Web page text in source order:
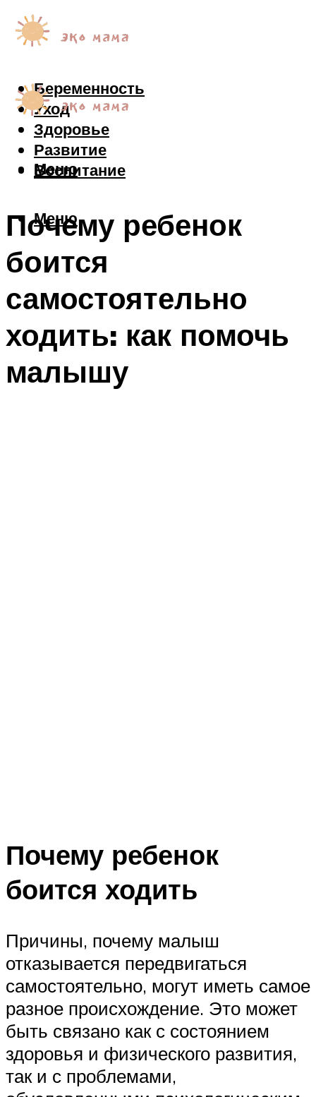
Беременность
Уход
Здоровье
Развитие
Воспитание
Меню
Меню
Почему ребенок
боится
самостоятельно
ходить: как помочь
малышу
Почему ребенок
боится ходить
Причины, почему малыш
отказывается передвигаться
самостоятельно, могут иметь самое
разное происхождение. Это может
быть связано как с состоянием
здоровья и физического развития,
так и с проблемами,